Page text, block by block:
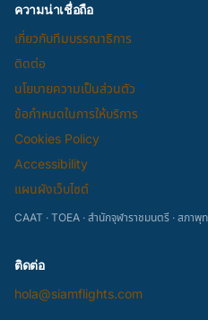
ความน่าเชื่อถือ
เกี่ยวกับทีมบรรณาธิการ
ติดต่อ
นโยบายความเป็นส่วนตัว
ข้อกำหนดในการให้บริการ
Cookies Policy
Accessibility
แผนผังเว็บไซต์
CAAT · TOEA · สำนักจุฬาราชมนตรี · สภา
ติดต่อ
hola@siamflights.com